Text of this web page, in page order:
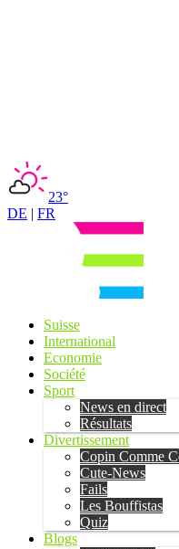
23°
DE | FR
Suisse
International
Economie
Société
Sport
News en direct
Résultats
Divertissement
Copin Comme
Cute-News
Fails
Les Bouffistas
Quiz
Blogs